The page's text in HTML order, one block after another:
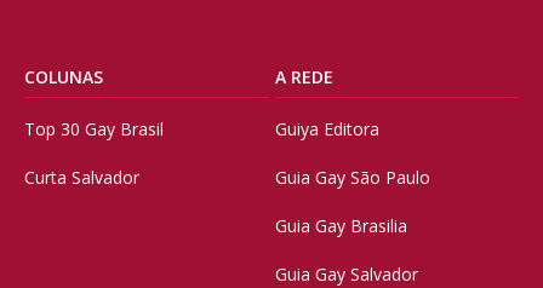
COLUNAS
Top 30 Gay Brasil
Curta Salvador
A REDE
Guiya Editora
Guia Gay São Paulo
Guia Gay Brasilia
Guia Gay Salvador